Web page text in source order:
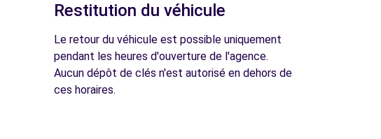
Restitution du véhicule
Le retour du véhicule est possible uniquement
pendant les heures d'ouverture de l'agence.
Aucun dépôt de clés n'est autorisé en dehors de
ces horaires.